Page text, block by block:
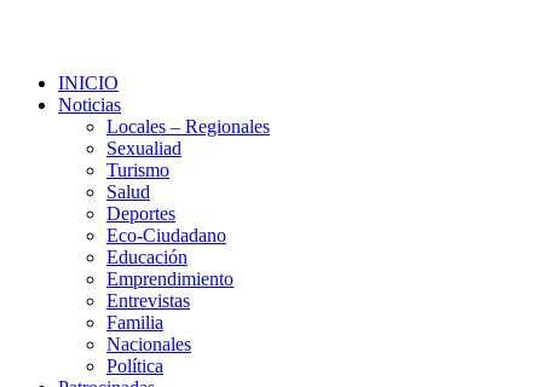
INICIO
Noticias
Locales – Regionales
Sexualiad
Turismo
Salud
Deportes
Eco-Ciudadano
Educación
Emprendimiento
Entrevistas
Familia
Nacionales
Política